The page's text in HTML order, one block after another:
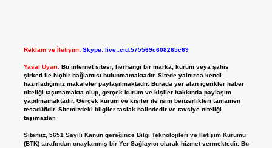
Reklam ve İletişim: Skype: live:.cid.575569c608265c69
Yasal Uyarı: Bu internet sitesi, herhangi bir marka, kurum veya şahıs
şirketi ile hiçbir bağlantısı bulunmamaktadır. Sitede yalnızca kendi
hazırladığımız makaleler paylaşılmaktadır. Burada yer alan içerikler haber
niteliği taşımamakta olup, gerçek kurum ve kişiler hakkında paylaşım
yapılmamaktadır. Gerçek kurum ve kişiler ile isim benzerlikleri tamamen
tesadüfidir. Sitemizdeki bilgiler taslak halindedir ve tavsiye niteliği
taşımazlar.
Sitemiz, 5651 Sayılı Kanun gereğince Bilgi Teknolojileri ve İletişim Kurumu
(BTK) tarafından onaylanmış bir Yer Sağlayıcı olarak hizmet vermektedir. Bu